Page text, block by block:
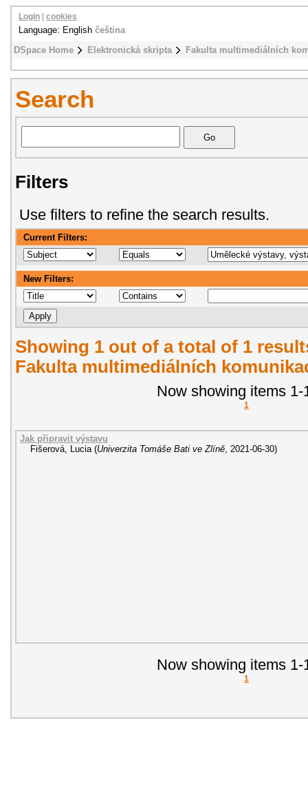
DSpace Home Elektronická skripta Fakulta multimediálních
Login cookies
Language: English čeština
Search
Filters
Use filters to refine the search results.
Current Filters:
New Filters:
Showing 1 out of a total of 1
Fakulta multimediálních
Now showing items 1-
1
Jak připravit výstavu
Fišerová, Lucia (Univerzita Tomáše Bati ve Zlíně 2021-06-30)
Now showing items 1-
1